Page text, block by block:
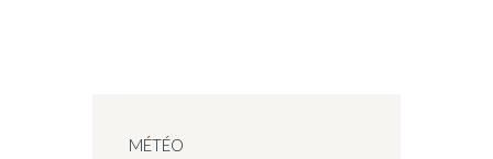
MÉTÉO